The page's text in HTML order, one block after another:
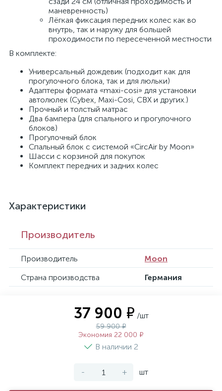
маневренность)
Лёгкая фиксация передних колес как во
внутрь, так и наружу для большей
проходимости по пересеченной местности
В комплекте:
Универсальный дождевик (подходит как для
прогулочного блока, так и для люльки)
Адаптеры формата «maxi-cosi» для установки
автолюлек (Cybex, Maxi-Cosi, CBX и других.)
Прочный и толстый матрас
Два бампера (для спального и прогулочного
блоков)
Прогулочный блок
Спальный блок с системой «CircAir by Moon»
Шасси с корзиной для покупок
Комплект передних и задних колес
Характеристики
Производитель
Производитель
Moon
Страна производства
Германия
37 900 ₽ /шт
59 900 ₽
Экономия 22 000 ₽
В наличии 2
- + шт